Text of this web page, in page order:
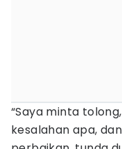
“Saya minta
kesalahan apa,